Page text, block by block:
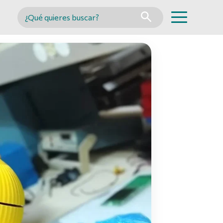
Buscar en MINCYT